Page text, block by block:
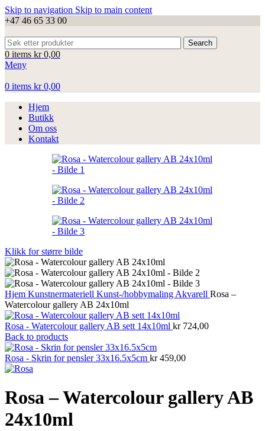
Skip to navigation Skip to main content
+47 46 65 33 00
Search
0 items kr0,00
Meny
0 items kr0,00
Hjem
Butikk
Om oss
Kontakt
Klikk for større bilde
Hjem Kunstnermateriell Kunst-/hobbymaling Akvarell Rosa –
Watercolour gallery AB 24x10ml
Rosa - Watercolour gallery AB sett 14x10ml kr724,00
Back to products
Rosa - Skrin for pensler 33x16.5x5cm kr459,00
Rosa – Watercolour gallery AB
24x10ml